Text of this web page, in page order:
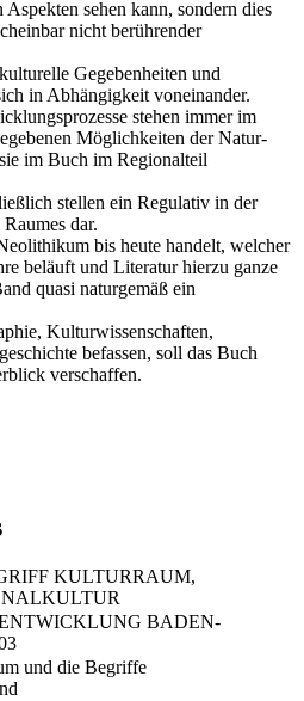
sehen kann, sondern dies
nicht berührender
Gegebenheiten und
in Abhängigkeit voneinander.
stehen immer im
Möglichkeiten der Natur-
im Buch im Regionalteil
stellen ein Regulativ in der
dar.
bis heute handelt, welcher
beläuft und Literatur hierzu ganze
quasi naturgemäß ein
Kulturwissenschaften,
befassen, soll das Buch
verschaffen.
KULTURRAUM,
BADEN-
und die Begriffe